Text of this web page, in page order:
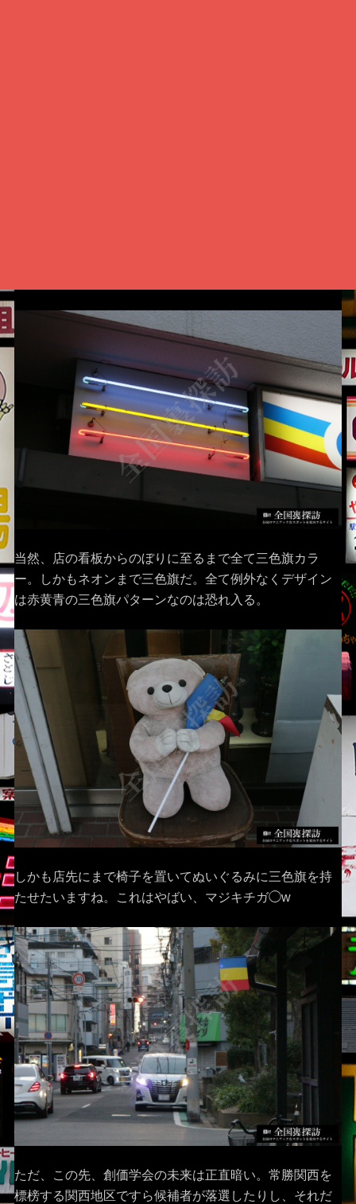
当然、店の看板からのぼりに至るまで全て三色旗カラ
ー。しかもネオンまで三色旗だ。全て例外なくデザイン
は赤黄青の三色旗パターンなのは恐れ入る。
しかも店先にまで椅子を置いてぬいぐるみに三色旗を持
たせたいますね。これはやばい、マジキチガ◯w
ただ、この先、創価学会の未来は正直暗い。常勝関西を
標榜する関西地区ですら候補者が落選したりし、それだ